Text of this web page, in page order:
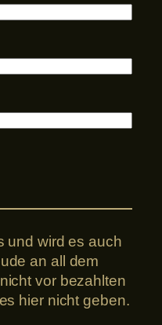
und wird es auch
an all dem
vor bezahlten
hier nicht geben.